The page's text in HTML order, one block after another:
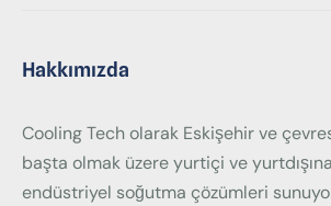
Hakkımızda
Cooling Tech olarak Eskişehir ve
başta olmak üzere yurtiçi ve yurtdışına
endüstriyel soğutma çözümleri